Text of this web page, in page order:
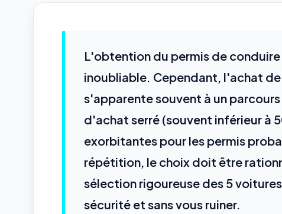
L'obtention du permis de
inoubliable. Cependant, l'achat
s'apparente souvent à un
d'achat serré (souvent inférieur à
exorbitantes pour les permis
répétition, le choix doit être
sélection rigoureuse des 5
sécurité et sans vous ruiner.